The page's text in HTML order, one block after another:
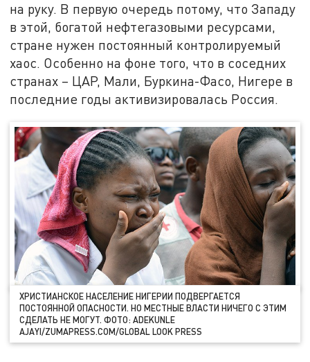
на руку. В первую очередь потому, что Западу
в этой, богатой нефтегазовыми ресурсами,
стране нужен постоянный контролируемый
хаос. Особенно на фоне того, что в соседних
странах – ЦАР, Мали, Буркина-Фасо, Нигере в
последние годы активизировалась Россия.
ХРИСТИАНСКОЕ НАСЕЛЕНИЕ НИГЕРИИ ПОДВЕРГАЕТСЯ
ПОСТОЯННОЙ ОПАСНОСТИ. НО МЕСТНЫЕ ВЛАСТИ НИЧЕГО С ЭТИМ
СДЕЛАТЬ НЕ МОГУТ. ФОТО: ADEKUNLE
AJAYI/ZUMAPRESS.COM/GLOBAL LOOK PRESS